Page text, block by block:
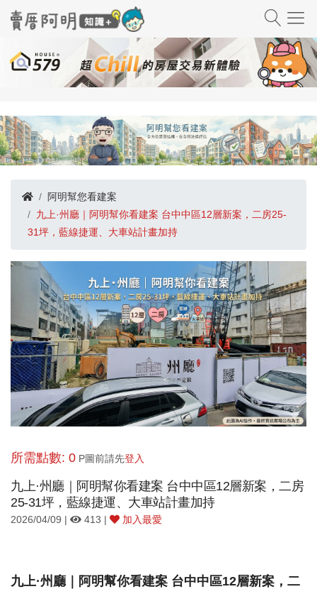
阿明幫您看建案
九上·州廳｜阿明幫你看建案 台中中區12層新案，二房25-
31坪，藍線捷運、大車站計畫加持
所需點數: 0 P圖前請先登入
九上·州廳｜阿明幫你看建案 台中中區12層新案，二房
25-31坪，藍線捷運、大車站計畫加持
2026/04/09 | 413 | 加入最愛
九上·州廳｜阿明幫你看建案 台中中區12層新案，二